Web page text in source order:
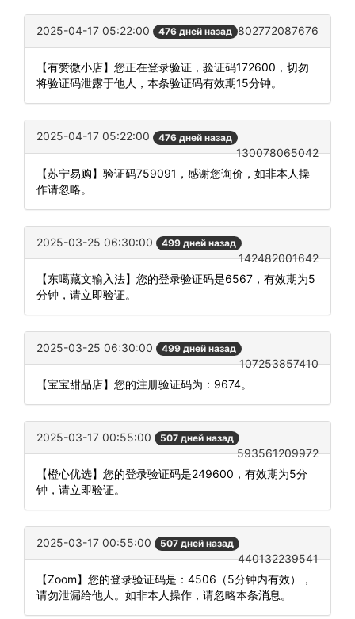
2025-04-17 05:22:00 476 дней назад 802772087676
【有赞微小店】您正在登录验证，验证码172600，切勿
将验证码泄露于他人，本条验证码有效期15分钟。
2025-04-17 05:22:00 476 дней назад
130078065042
【苏宁易购】验证码759091，感谢您询价，如非本人操
作请忽略。
2025-03-25 06:30:00 499 дней назад
142482001642
【东噶藏文输入法】您的登录验证码是6567，有效期为5
分钟，请立即验证。
2025-03-25 06:30:00 499 дней назад
107253857410
【宝宝甜品店】您的注册验证码为：9674。
2025-03-17 00:55:00 507 дней назад
593561209972
【橙心优选】您的登录验证码是249600，有效期为5分
钟，请立即验证。
2025-03-17 00:55:00 507 дней назад
440132239541
【Zoom】您的登录验证码是：4506（5分钟内有效），
请勿泄漏给他人。如非本人操作，请忽略本条消息。